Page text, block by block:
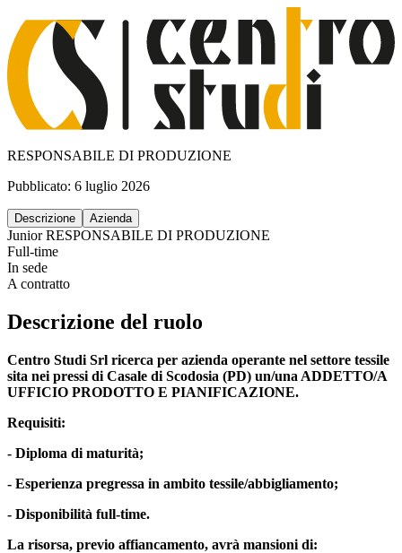
RESPONSABILE DI PRODUZIONE
Pubblicato: 6 luglio 2026
Descrizione Azienda
Junior RESPONSABILE DI PRODUZIONE
Full-time
In sede
A contratto
Descrizione del ruolo
Centro Studi Srl ricerca per azienda operante nel settore tessile
sita nei pressi di Casale di Scodosia (PD) un/una ADDETTO/A
UFFICIO PRODOTTO E PIANIFICAZIONE.
Requisiti:
- Diploma di maturità;
- Esperienza pregressa in ambito tessile/abbigliamento;
- Disponibilità full-time.
La risorsa, previo affiancamento, avrà mansioni di: